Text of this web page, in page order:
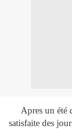
Apres un été
satisfaite des